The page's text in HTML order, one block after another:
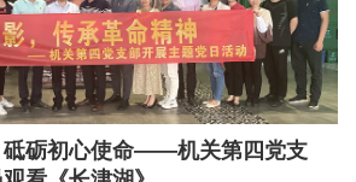
亥革...
砥砺初心使命——机关第四党支